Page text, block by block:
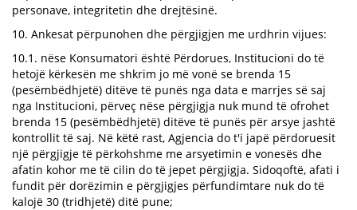
personave, integritetin dhe drejtësinë.
10. Ankesat përpunohen dhe përgjigjen me urdhrin vijues:
10.1. nëse Konsumatori është Përdorues, Institucioni do të
hetojë kërkesën me shkrim jo më vonë se brenda 15
(pesëmbëdhjetë) ditëve të punës nga data e marrjes së saj
nga Institucioni, përveç nëse përgjigja nuk mund të ofrohet
brenda 15 (pesëmbëdhjetë) ditëve të punës për arsye jashtë
kontrollit të saj. Në këtë rast, Agjencia do t'i japë përdoruesit
një përgjigje të përkohshme me arsyetimin e vonesës dhe
afatin kohor me të cilin do të jepet përgjigja. Sidoqoftë, afati i
fundit për dorëzimin e përgjigjes përfundimtare nuk do të
kalojë 30 (tridhjetë) ditë pune;